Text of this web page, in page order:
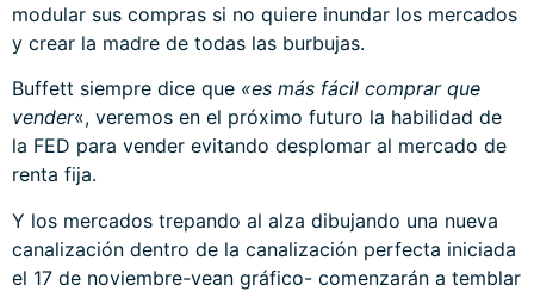
modular sus compras si no quiere inundar los mercados
y crear la madre de todas las burbujas.
Buffett siempre dice que «es más fácil comprar que
vender«, veremos en el próximo futuro la habilidad de
la FED para vender evitando desplomar al mercado de
renta fija.
Y los mercados trepando al alza dibujando una nueva
canalización dentro de la canalización perfecta iniciada
el 17 de noviembre-vean gráfico- comenzarán a temblar